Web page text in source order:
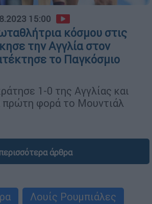
15:00
κόσμου στις
την Αγγλία στον
το Παγκόσμιο
1-0 της Αγγλίας και
πρώτη φορά το Μουντιάλ
άρθρα
Λουίς Ρουμπιάλες